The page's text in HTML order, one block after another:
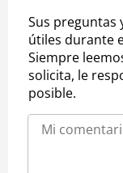
Sus preguntas
útiles durante
Siempre
solicita, le
posible.